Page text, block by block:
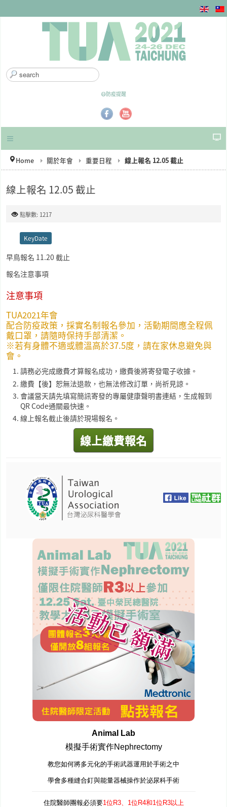
搜
尋
😷防疫提醒
Home 關於年會 重要日程 線上報名 12.05 截止
線上報名 12.05 截止
點擊數: 1217
KeyDate
早鳥報名 11.20 截止
報名注意事項
注意事項
TUA2021年會
配合防疫政策，採實名制報名參加，活動期間應全程佩
戴口罩，請隨時保持手部清潔。
※若有身體不適或體溫高於37.5度，請在家休息避免與
會。
請務必完成繳費才算報名成功，繳費後將寄發電子收據。
繳費【後】恕無法退款，也無法修改訂單，尚祈見諒。
會議當天請先填寫簡訊寄發的專屬健康聲明書連結，生成報到
QR Code通關最快速。
線上報名截止後請於現場報名。
線上繳費報名
Animal Lab
模擬手術實作Nephrectomy
教您如何將多元化的手術武器運用於手術之中
學會多種縫合釘與能量器械操作於泌尿科手術
住院醫師團報必須要1位R3、1位R4和1位R3以上